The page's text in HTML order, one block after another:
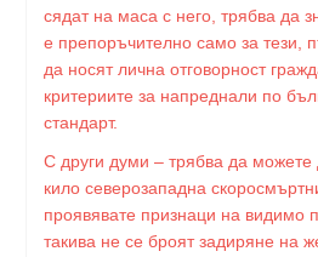
сядат на маса с него, трябва да
е препоръчително само за тези,
да носят лична отговорност
критериите за напреднали по
стандарт.
С други думи – трябва да можете
кило северозападна
проявявате признаци на видимо
такива не се броят задиряне на